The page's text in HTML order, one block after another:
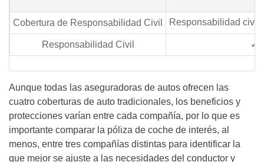
Cobertura de Responsabilidad Civil Responsabilidad civil
Responsabilidad Civil ✓
Aunque todas las aseguradoras de autos ofrecen las
cuatro coberturas de auto tradicionales, los beneficios y
protecciones varían entre cada compañía, por lo que es
importante comparar la póliza de coche de interés, al
menos, entre tres compañías distintas para identificar la
que mejor se ajuste a las necesidades del conductor y